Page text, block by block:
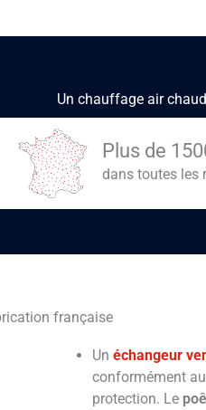
Un chauffage air
Plus de
dans toutes les
française
Un échangeur
conformément
protection. Le